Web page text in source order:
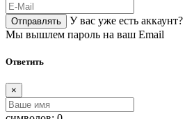
Отправлять У вас уже есть аккаунт?
Мы вышлем пароль на ваш Email
Ответить
×